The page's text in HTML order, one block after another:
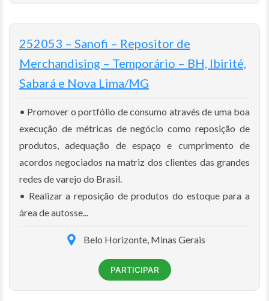
252053 – Sanofi – Repositor de
Merchandising – Temporário – BH, Ibirité,
Sabará e Nova Lima/MG
• Promover o portfólio de consumo através de uma boa
execução de métricas de negócio como reposição de
produtos, adequação de espaço e cumprimento de
acordos negociados na matriz dos clientes das grandes
redes de varejo do Brasil.
• Realizar a reposição de produtos do estoque para a
área de autosse...
Belo Horizonte, Minas Gerais
PARTICIPAR